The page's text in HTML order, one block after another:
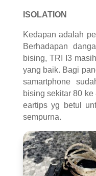
ISOLATION
Kedapan adalah
Berhadapan
bising, TRI I3
yang baik. Bagi
samartphone
bising sekitar 80
eartips yg betul
sempurna.